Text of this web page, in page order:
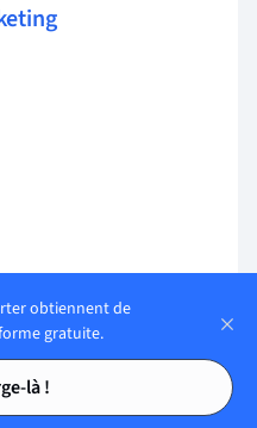
matières
matières
obtiennent de
gratuite.
là !